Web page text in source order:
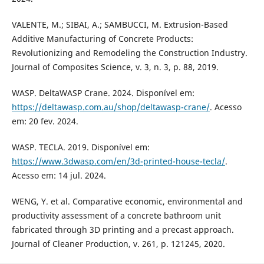
VALENTE, M.; SIBAI, A.; SAMBUCCI, M. Extrusion-Based
Additive Manufacturing of Concrete Products:
Revolutionizing and Remodeling the Construction Industry.
Journal of Composites Science, v. 3, n. 3, p. 88, 2019.
WASP. DeltaWASP Crane. 2024. Disponível em:
https://deltawasp.com.au/shop/deltawasp-crane/. Acesso
em: 20 fev. 2024.
WASP. TECLA. 2019. Disponível em:
https://www.3dwasp.com/en/3d-printed-house-tecla/.
Acesso em: 14 jul. 2024.
WENG, Y. et al. Comparative economic, environmental and
productivity assessment of a concrete bathroom unit
fabricated through 3D printing and a precast approach.
Journal of Cleaner Production, v. 261, p. 121245, 2020.